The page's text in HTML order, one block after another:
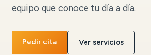
equipo que conoce tu día a día.
Pedir cita Ver servicios